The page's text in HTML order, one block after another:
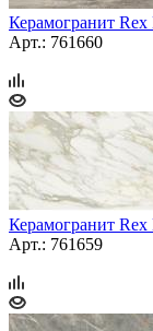
Керамогранит
Арт.: 761660
Керамогранит
Арт.: 761659